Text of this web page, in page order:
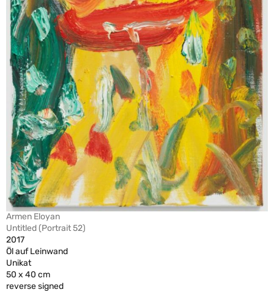
Armen Eloyan
Untitled (Portrait 52)
2017
Öl auf Leinwand
Unikat
50 x 40 cm
reverse signed